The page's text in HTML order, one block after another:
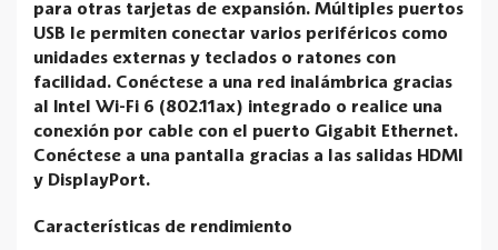
para otras tarjetas de expansión. Múltiples puertos
USB le permiten conectar varios periféricos como
unidades externas y teclados o ratones con
facilidad. Conéctese a una red inalámbrica gracias
al Intel Wi-Fi 6 (802.11ax) integrado o realice una
conexión por cable con el puerto Gigabit Ethernet.
Conéctese a una pantalla gracias a las salidas HDMI
y DisplayPort.
Características de rendimiento